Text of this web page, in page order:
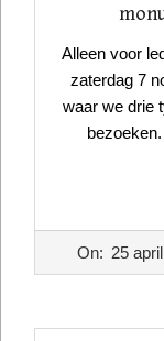
Alleen voor
zaterdag 7
waar we drie
On: 25